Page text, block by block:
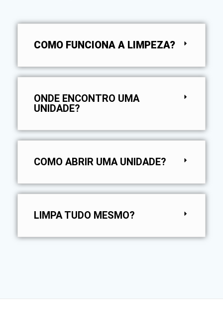
COMO FUNCIONA A LIMPEZA?
ONDE ENCONTRO UMA
UNIDADE?
COMO ABRIR UMA UNIDADE?
LIMPA TUDO MESMO?